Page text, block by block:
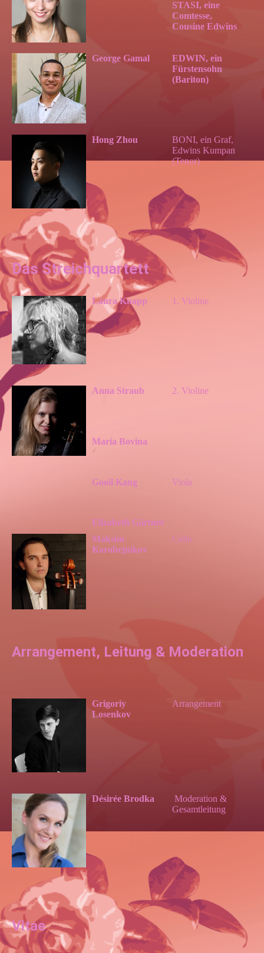
STASI, eine
Comtesse,
Cousine Edwins
George Gamal
EDWIN, ein
Fürstensohn
(Bariton)
Hong Zhou
BONI, ein Graf,
Edwins Kumpan
(Tenor)
Das Streichquartett
Laura Knapp 1. Violine
Anna Straub
Maria Bovina
2. Violine
Gooil Kang
Elizabeth Gärtner
Viola
Maksim
Korobejnikov
Cello
Arrangement, Leitung & Moderation
Grigoriy
Losenkov
Arrangement
Désirée Brodka
Moderation &
Gesamtleitung
Vitae